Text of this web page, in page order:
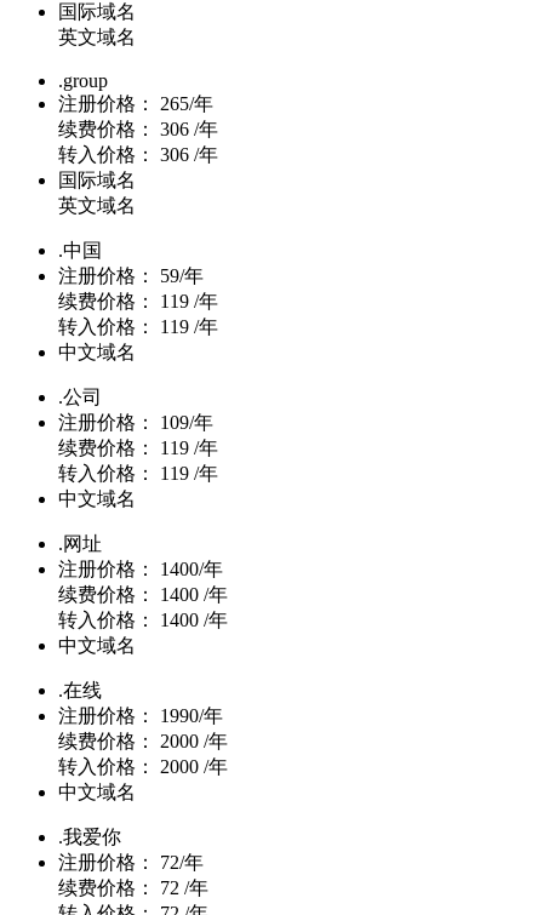
国际域名
英文域名
.group
注册价格：
265/年
续费价格：
306 /年
转入价格：
306 /年
国际域名
英文域名
.中国
注册价格：
59/年
续费价格：
119 /年
转入价格：
119 /年
中文域名
.公司
注册价格：
109/年
续费价格：
119 /年
转入价格：
119 /年
中文域名
.网址
注册价格：
1400/年
续费价格：
1400 /年
转入价格：
1400 /年
中文域名
.在线
注册价格：
1990/年
续费价格：
2000 /年
转入价格：
2000 /年
中文域名
.我爱你
注册价格：
72/年
续费价格：
72 /年